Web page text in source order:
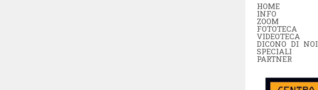
HOME
INFO
ZOOM
FOTOTECA
VIDEOTECA
DICONO DI NOI
SPECIALI
PARTNER